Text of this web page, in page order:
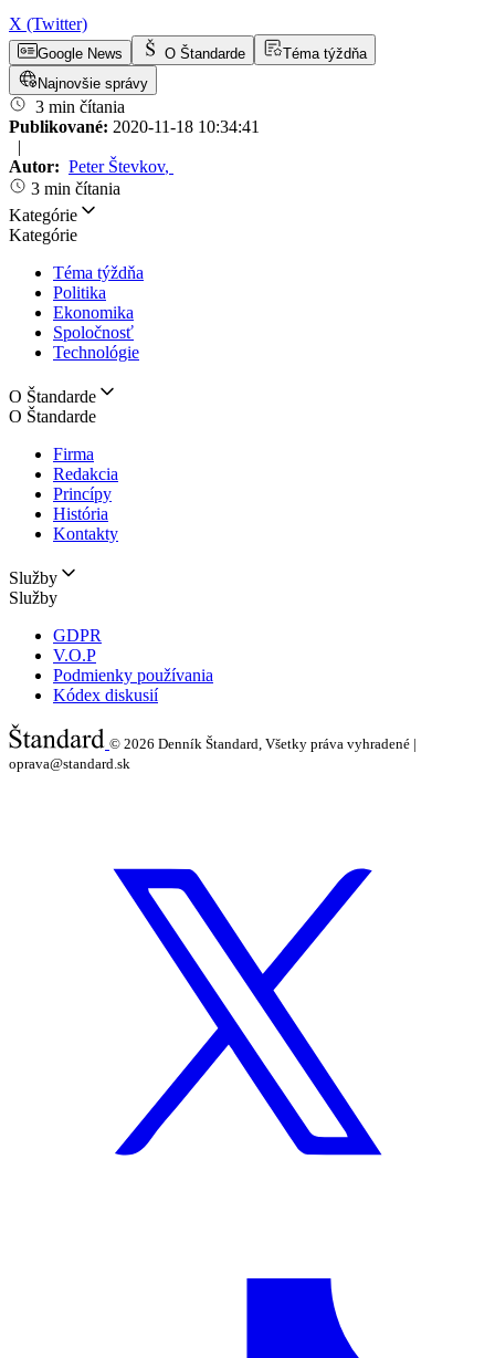
X (Twitter)
Google News O Štandarde
Téma týždňa
Najnovšie správy
3 min čítania
Publikované: 2020-11-18 10:34:41
|
Autor: Peter Števkov,
3 min čítania
Kategórie
Kategórie
Téma týždňa
Politika
Ekonomika
Spoločnosť
Technológie
O Štandarde
O Štandarde
Firma
Redakcia
Princípy
História
Kontakty
Služby
Služby
GDPR
V.O.P
Podmienky používania
Kódex diskusií
© 2026 Denník Štandard, Všetky práva vyhradené |
oprava@standard.sk